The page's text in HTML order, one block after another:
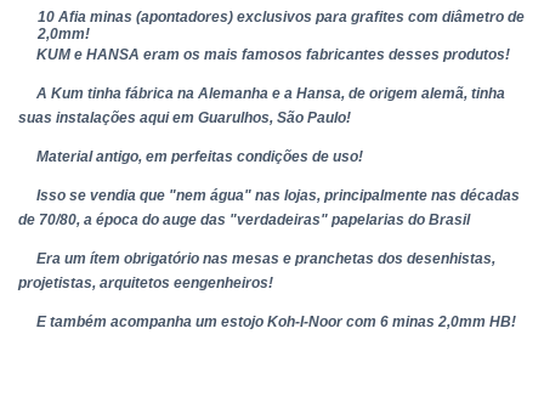
10 Afia minas (apontadores) exclusivos para grafites com diâmetro de
2,0mm!
KUM e HANSA eram os mais famosos fabricantes desses produtos!
A Kum tinha fábrica na Alemanha e a Hansa, de origem alemã, tinha
suas instalações aqui em Guarulhos, São Paulo!
Material antigo, em perfeitas condições de uso!
Isso se vendia que "nem água" nas lojas, principalmente nas décadas
de 70/80, a época do auge das "verdadeiras" papelarias do Brasil
Era um ítem obrigatório nas mesas e pranchetas dos desenhistas,
projetistas, arquitetos eengenheiros!
E também acompanha um estojo Koh-I-Noor com 6 minas 2,0mm HB!